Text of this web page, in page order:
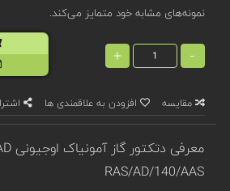
نمونه‌های مشابه خود متمایز می‌کند.
-
+
مقایسه افزودن به علاقمندی ها
RAS/AD/140/AAS